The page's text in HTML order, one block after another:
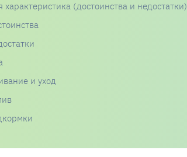
характеристика (достоинства и недостатки)
и уход